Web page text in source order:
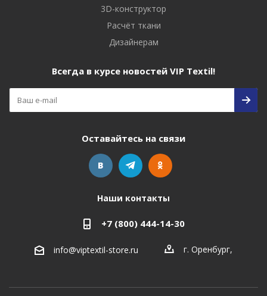
3D-конструктор
Расчёт ткани
Дизайнерам
Всегда в курсе новостей VIP Textil!
Оставайтесь на связи
Наши контакты
+7 (800) 444-14-30
info@viptextil-store.ru г. Оренбург,